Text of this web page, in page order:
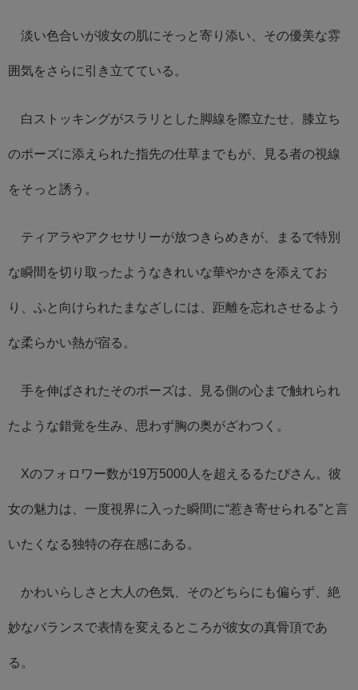
淡い色合いが彼女の肌にそっと寄り添い、その優美な雰
囲気をさらに引き立てている。
白ストッキングがスラリとした脚線を際立たせ、膝立ち
のポーズに添えられた指先の仕草までもが、見る者の視線
をそっと誘う。
ティアラやアクセサリーが放つきらめきが、まるで特別
な瞬間を切り取ったようなきれいな華やかさを添えてお
り、ふと向けられたまなざしには、距離を忘れさせるよう
な柔らかい熱が宿る。
手を伸ばされたそのポーズは、見る側の心まで触れられ
たような錯覚を生み、思わず胸の奥がざわつく。
Xのフォロワー数が19万5000人を超えるるたぴさん。彼
女の魅力は、一度視界に入った瞬間に“惹き寄せられる”と言
いたくなる独特の存在感にある。
かわいらしさと大人の色気、そのどちらにも偏らず、絶
妙なバランスで表情を変えるところが彼女の真骨頂であ
る。